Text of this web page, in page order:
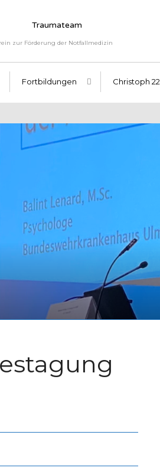
zur Förderung der Notfallmedizin
Fortbildungen Christoph 22